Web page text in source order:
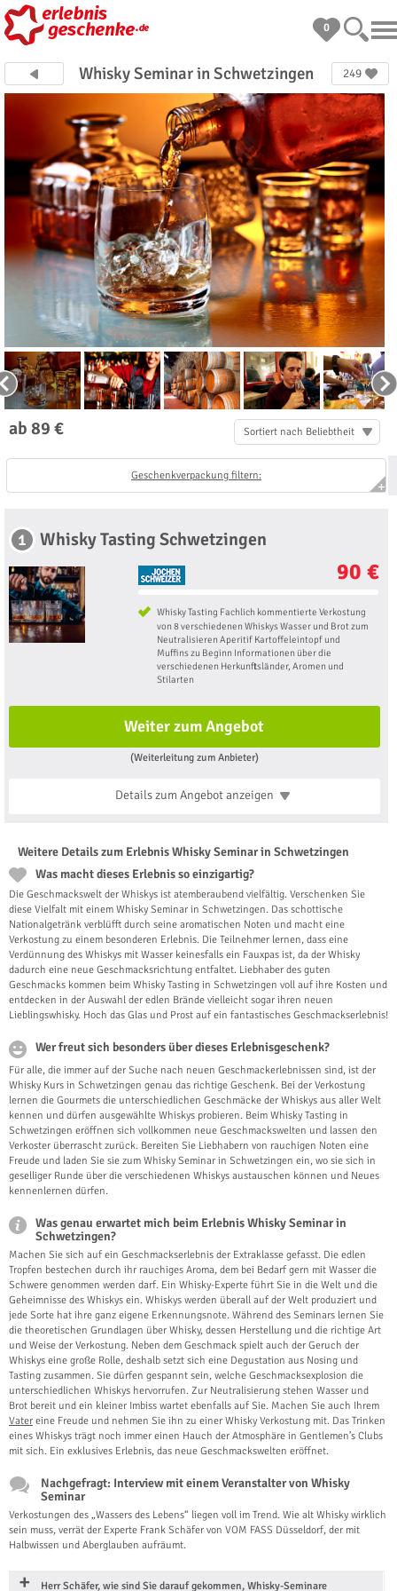
0
Whisky Seminar in Schwetzingen 249
ab 89 € Sortiert nach Beliebtheit
Geschenkverpackung filtern:
1 Whisky Tasting Schwetzingen
90 €
Whisky Tasting Fachlich kommentierte Verkostung
von 8 verschiedenen Whiskys Wasser und Brot zum
Neutralisieren Aperitif Kartoffeleintopf und
Muffins zu Beginn Informationen über die
verschiedenen Herkunftsländer, Aromen und
Stilarten
Weiter zum Angebot
(Weiterleitung zum Anbieter)
Details zum Angebotanzeigen
Weitere Details zum Erlebnis Whisky Seminar in Schwetzingen
Was macht dieses Erlebnis so einzigartig?
Die Geschmackswelt der Whiskys ist atemberaubend vielfältig. Verschenken Sie
diese Vielfalt mit einem Whisky Seminar in Schwetzingen. Das schottische
Nationalgetränk verblüfft durch seine aromatischen Noten und macht eine
Verkostung zu einem besonderen Erlebnis. Die Teilnehmer lernen, dass eine
Verdünnung des Whiskys mit Wasser keinesfalls ein Fauxpas ist, da der Whisky
dadurch eine neue Geschmacksrichtung entfaltet. Liebhaber des guten
Geschmacks kommen beim Whisky Tasting in Schwetzingen voll auf ihre Kosten und
entdecken in der Auswahl der edlen Brände vielleicht sogar ihren neuen
Lieblingswhisky. Hoch das Glas und Prost auf ein fantastisches Geschmackserlebnis!
Wer freut sich besonders über dieses Erlebnisgeschenk?
Für alle, die immer auf der Suche nach neuen Geschmackerlebnissen sind, ist der
Whisky Kurs in Schwetzingen genau das richtige Geschenk. Bei der Verkostung
lernen die Gourmets die unterschiedlichen Geschmäcke der Whiskys aus aller Welt
kennen und dürfen ausgewählte Whiskys probieren. Beim Whisky Tasting in
Schwetzingen eröffnen sich vollkommen neue Geschmackswelten und lassen den
Verkoster überrascht zurück. Bereiten Sie Liebhabern von rauchigen Noten eine
Freude und laden Sie sie zum Whisky Seminar in Schwetzingen ein, wo sie sich in
geselliger Runde über die verschiedenen Whiskys austauschen können und Neues
kennenlernen dürfen.
Was genau erwartet mich beim Erlebnis Whisky Seminar in
Schwetzingen?
Machen Sie sich auf ein Geschmackserlebnis der Extraklasse gefasst. Die edlen
Tropfen bestechen durch ihr rauchiges Aroma, dem bei Bedarf gern mit Wasser die
Schwere genommen werden darf. Ein Whisky-Experte führt Sie in die Welt und die
Geheimnisse des Whiskys ein. Whiskys werden überall auf der Welt produziert und
jede Sorte hat ihre ganz eigene Erkennungsnote. Während des Seminars lernen Sie
die theoretischen Grundlagen über Whisky, dessen Herstellung und die richtige Art
und Weise der Verkostung. Neben dem Geschmack spielt auch der Geruch der
Whiskys eine große Rolle, deshalb setzt sich eine Degustation aus Nosing und
Tasting zusammen. Sie dürfen gespannt sein, welche Geschmacksexplosion die
unterschiedlichen Whiskys hervorrufen. Zur Neutralisierung stehen Wasser und
Brot bereit und ein kleiner Imbiss wartet ebenfalls auf Sie. Machen Sie auch Ihrem
Vater eine Freude und nehmen Sie ihn zu einer Whisky Verkostung mit. Das Trinken
eines Whiskys trägt noch immer einen Hauch der Atmosphäre in Gentlemen’s Clubs
mit sich. Ein exklusives Erlebnis, das neue Geschmackswelten eröffnet.
Nachgefragt: Interview mit einem Veranstalter von Whisky
Seminar
Verkostungen des „Wassers des Lebens“ liegen voll im Trend. Wie alt Whisky wirklich
sein muss, verrät der Experte Frank Schäfer von VOM FASS Düsseldorf, der mit
Halbwissen und Aberglauben aufräumt.
Herr Schäfer, wie sind Sie darauf gekommen, Whisky-Seminare